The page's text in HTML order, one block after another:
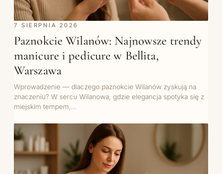
7 SIERPNIA 2026
Paznokcie Wilanów: Najnowsze trendy
manicure i pedicure w Bellita,
Warszawa
Wprowadzenie — dlaczego paznokcie Wilanów zyskują na
znaczeniu? W sercu Wilanowa, gdzie elegancja spotyka się z
miejskim tempem,…